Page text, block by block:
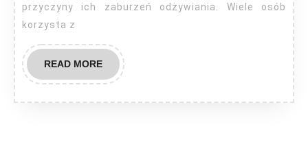
przyczyny ich zaburzeń odżywiania. Wiele osób
korzysta z
READ MOREREAD
MORE